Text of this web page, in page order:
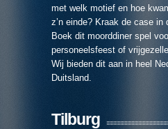
met welk motief en hoe
z’n einde? Kraak de case in
Boek dit moorddiner spel
personeelsfeest of
Wij bieden dit aan in heel
Duitsland.
Tilburg